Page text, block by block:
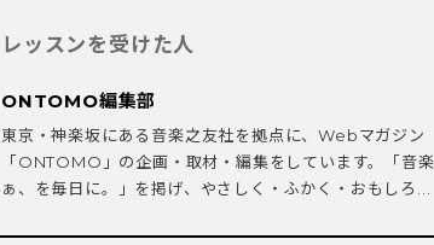
レッスンを受けた人
ONTOMO編集部
東京・神楽坂にある音楽之友社を拠点に、Webマガジン
「ONTOMO」の企画・取材・編集をしています。「音
ぁ、を毎日に。」を掲げ、やさしく・ふかく・おもしろ...